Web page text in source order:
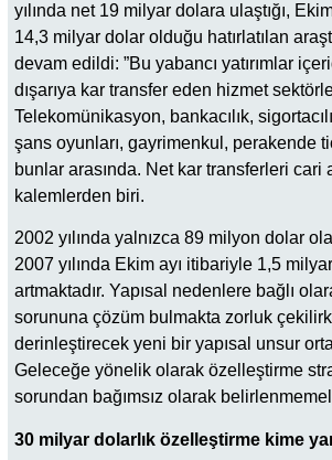
yılında net 19 milyar dolara ulaştığı,
14,3 milyar dolar olduğu hatırlatılan
devam edildi: ”Bu yabancı yatırımlar
dışarıya kar transfer eden hizmet
Telekomünikasyon, bankacılık,
şans oyunları, gayrimenkul, perakende
bunlar arasında. Net kar transferleri cari
kalemlerden biri.
2002 yılında yalnızca 89 milyon dolar
2007 yılında Ekim ayı itibariyle 1,5
artmaktadır. Yapısal nedenlere bağlı
sorununa çözüm bulmakta zorluk
derinleştirecek yeni bir yapısal unsur
Geleceğe yönelik olarak özelleştirme
sorundan bağımsız olarak
30 milyar dolarlık özelleştirme kime